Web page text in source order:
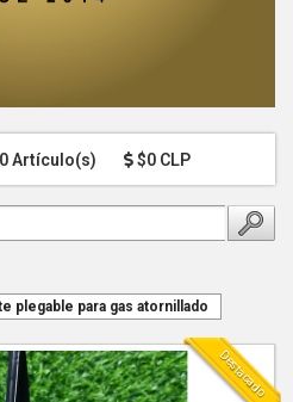
Artículo(s) $0 CLP
plegable para gas atornillado
Destacado